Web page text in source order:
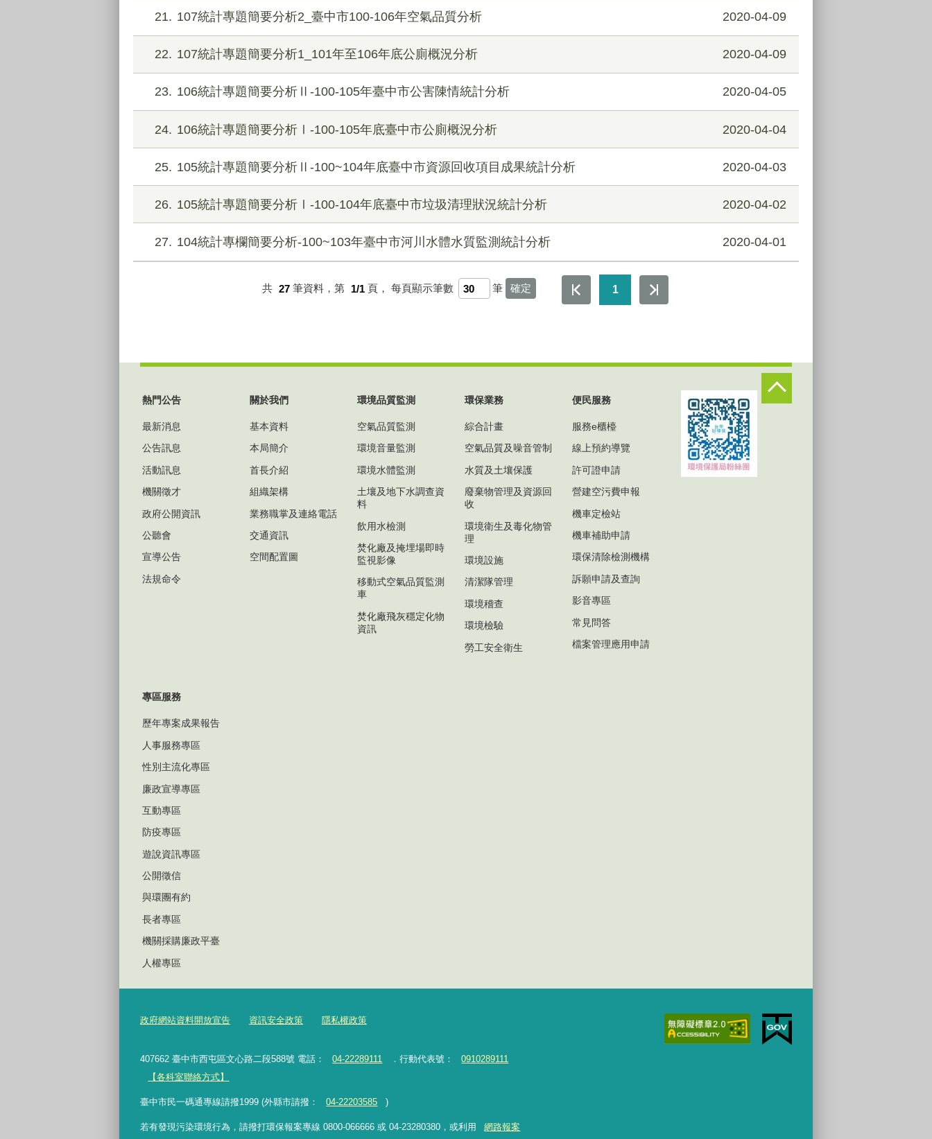
21 107統計專題簡要分析2_臺中市100-106年空氣品質分析 2020-04-09
22 107統計專題簡要分析1_101年至106年底公廁概況分析 2020-04-09
23 106統計專題簡要分析Ⅱ-100-105年臺中市公害陳情統計分析 2020-04-05
24 106統計專題簡要分析Ⅰ-100-105年底臺中市公廁概況分析 2020-04-04
25 105統計專題簡要分析Ⅱ-100~104年底臺中市資源回收項目成果統計分析 2020-04-03
26 105統計專題簡要分析Ⅰ-100-104年底臺中市垃圾清理狀況統計分析 2020-04-02
27 104統計專欄簡要分析-100~103年臺中市河川水體水質監測統計分析 2020-04-01
共 27 筆資料，第 1/1 頁， 每頁顯示筆數 筆 1
熱門公告
最新消息
公告訊息
活動訊息
機關徵才
政府公開資訊
公聽會
宣導公告
法規命令
關於我們
基本資料
本局簡介
首長介紹
組織架構
業務職掌及連絡電話
交通資訊
空間配置圖
環境品質監測
空氣品質監測
環境音量監測
環境水體監測
土壤及地下水調查資
料
飲用水檢測
焚化廠及掩埋場即時
監視影像
移動式空氣品質監測
車
焚化廠飛灰穩定化物
資訊
環保業務
綜合計畫
空氣品質及噪音管制
水質及土壤保護
廢棄物管理及資源回
收
環境衛生及毒化物管
理
環境設施
清潔隊管理
環境稽查
環境檢驗
勞工安全衛生
便民服務
服務e櫃檯
線上預約導覽
許可證申請
營建空污費申報
機車定檢站
機車補助申請
環保清除檢測機構
訴願申請及查詢
影音專區
常見問答
檔案管理應用申請
專區服務
歷年專案成果報告
人事服務專區
性別主流化專區
廉政宣導專區
互動專區
防疫專區
遊說資訊專區
公開徵信
與環團有約
長者專區
機關採購廉政平臺
人權專區
政府網站資料開放宣告 資訊安全政策 隱私權政策
407662 臺中市西屯區文心路二段588號 電話： 04-22289111 ．行動代表號：
0910289111
【各科室聯絡方式】
臺中市民一碼通專線請撥1999 (外縣市請撥： 04-22203585 )
若有發現污染環境行為，請撥打環保報案專線 0800-066666 或 04-23280380，或利用 網路報案